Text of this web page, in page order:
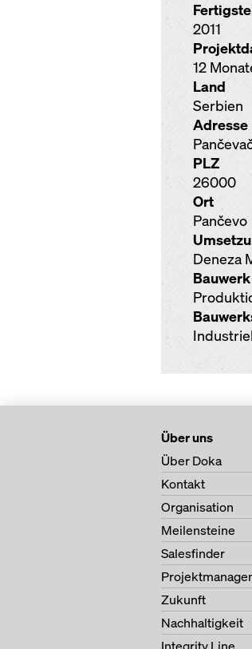
2011
12
Land
Serbien
Adresse
PLZ
26000
Ort
Pančevo
Deneza
Bauwerk
Über uns
Über Doka
Kontakt
Organisation
Meilensteine
Salesfinder
Zukunft
Nachhaltigkeit